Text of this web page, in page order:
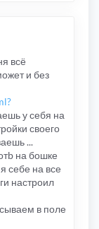
всё
и без
у себя на
своего
...
на бошке
себе на все
настроил
в поле